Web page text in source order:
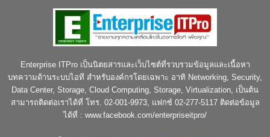
Enterprise ITPro เป็นนิตยสารและเว็บไซต์ที่รวบรวมข้อมูลและเนื้อหา
บทความด้านระบบไอที สำหรับองค์กรโดยเฉพาะ อาทิ Networking, Security,
Data Center, Storage, Cloud Computing, Storage, Virtualization, เป็นต้น
สามารถติดต่อเราได้ที่ โทร. 02-001-9973, แฟกซ์ 02-277-5117 ติดต่อข้อมูล
ได้ที่ : www.facebook.com/enterpriseitpro/